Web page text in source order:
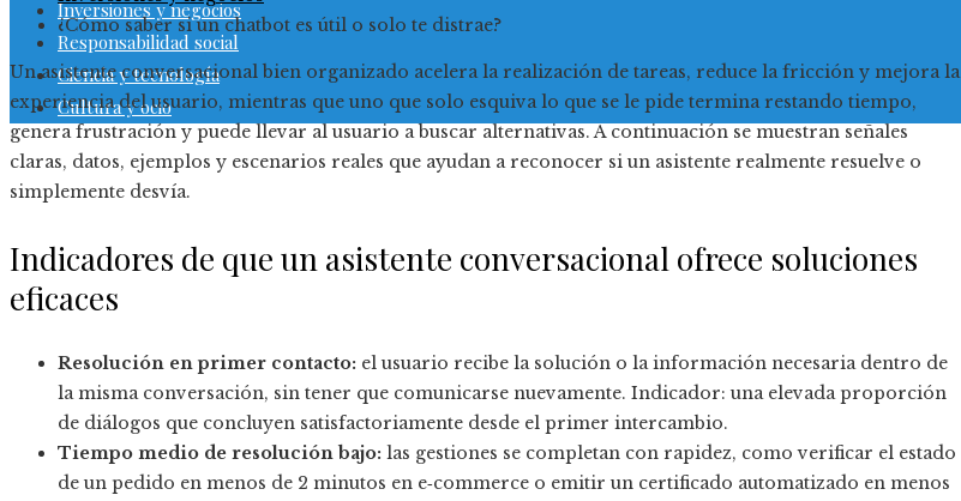
Inversiones y negocios
Responsabilidad social
Ciencia y tecnología
Cultura y ocio
¿Cómo saber si un chatbot es útil o solo te distrae?
Un asistente conversacional bien organizado acelera la realización de tareas, reduce la fricción y mejora la
experiencia del usuario, mientras que uno que solo esquiva lo que se le pide termina restando tiempo,
genera frustración y puede llevar al usuario a buscar alternativas. A continuación se muestran señales
claras, datos, ejemplos y escenarios reales que ayudan a reconocer si un asistente realmente resuelve o
simplemente desvía.
Indicadores de que un asistente conversacional ofrece soluciones
eficaces
Resolución en primer contacto: el usuario recibe la solución o la información necesaria dentro de
la misma conversación, sin tener que comunicarse nuevamente. Indicador: una elevada proporción
de diálogos que concluyen satisfactoriamente desde el primer intercambio.
Tiempo medio de resolución bajo: las gestiones se completan con rapidez, como verificar el estado
de un pedido en menos de 2 minutos en e‑commerce o emitir un certificado automatizado en menos